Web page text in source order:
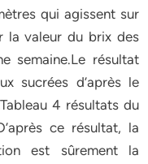
qui agissent sur
la valeur du brix des
semaine.Le résultat
sucrées d’après le
4 résultats du
ce résultat, la
est sûrement la